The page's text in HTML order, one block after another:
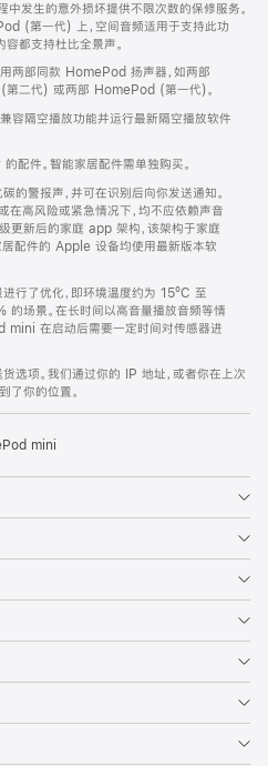
发生的意外损坏提供不限次数的保修服务。
(第一代) 上，空间音频适用于支持此功
都支持杜比全景声。
两部同款 HomePod 扬声器，如两部
二代) 或两部 HomePod (第一代)。
容隔空播放功能并运行最新隔空播放软件
件。智能家居配件需单独购买。
的警报声，并可在识别后向你发送通知。
在高风险或紧急情况下，均不应依赖声音
更新后的家庭 app 架构，该架构于家庭
配件的 Apple 设备均使用最新版本软
行了优化，即环境温度约为 15ºC 至
场景。在长时间以高音量播放音频等情
mini 在启动后需要一定时间对传感器进
选项。我们通过你的 IP 地址，或者你在上次
了你的位置。
mini